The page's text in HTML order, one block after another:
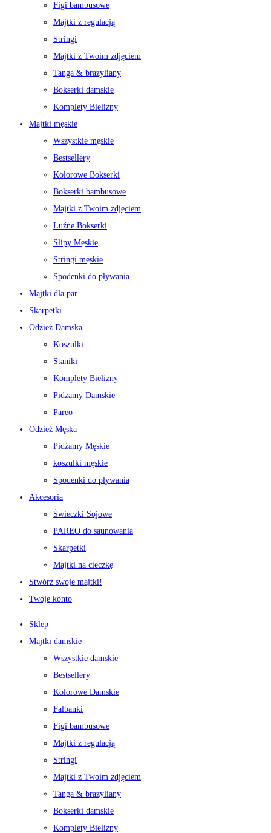
Figi bambusowe
Majtki z regulacją
Stringi
Majtki z Twoim zdjęciem
Tanga & brazyliany
Bokserki damskie
Komplety Bielizny
Majtki męskie
Wszystkie męskie
Bestsellery
Kolorowe Bokserki
Bokserki bambusowe
Majtki z Twoim zdjęciem
Luźne Bokserki
Slipy Męskie
Stringi męskie
Spodenki do pływania
Majtki dla par
Skarpetki
Odzież Damska
Koszulki
Staniki
Komplety Bielizny
Pidżamy Damskie
Pareo
Odzież Męska
Pidżamy Męskie
koszulki męskie
Spodenki do pływania
Akcesoria
Świeczki Sojowe
PAREO do saunowania
Skarpetki
Majtki na cieczkę
Stwórz swoje majtki!
Twoje konto
Sklep
Majtki damskie
Wszystkie damskie
Bestsellery
Kolorowe Damskie
Falbanki
Figi bambusowe
Majtki z regulacją
Stringi
Majtki z Twoim zdjęciem
Tanga & brazyliany
Bokserki damskie
Komplety Bielizny